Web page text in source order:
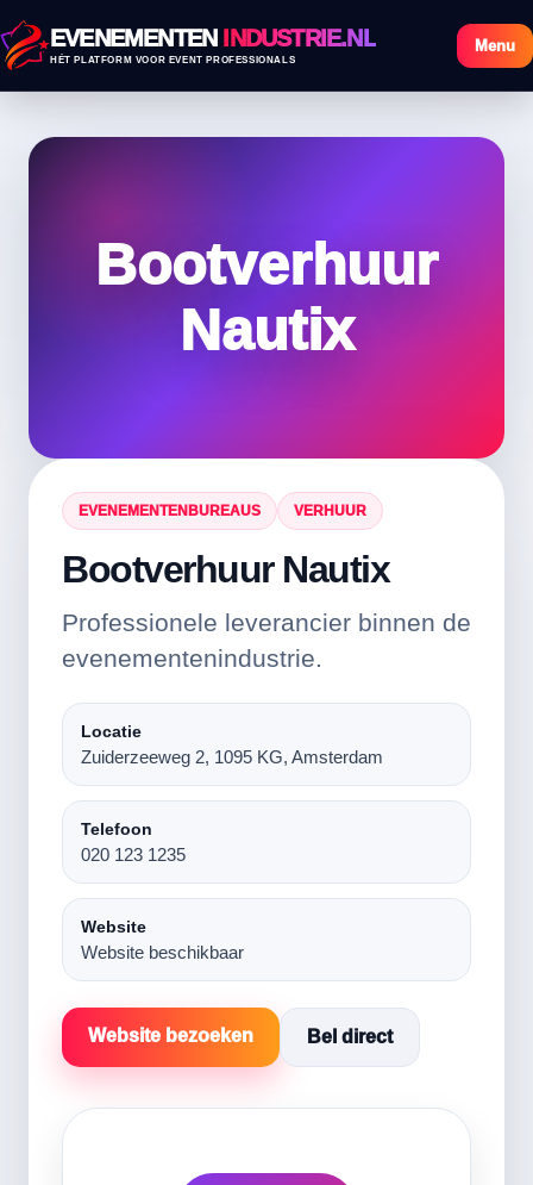
EVENEMENTEN INDUSTRIE.NL
HÉT PLATFORM VOOR EVENT PROFESSIONALS
Menu
Bootverhuur
Nautix
EVENEMENTENBUREAUS VERHUUR
Bootverhuur Nautix
Professionele leverancier binnen de
evenementenindustrie.
Locatie
Zuiderzeeweg 2, 1095 KG, Amsterdam
Telefoon
020 123 1235
Website
Website beschikbaar
Website bezoeken Bel direct